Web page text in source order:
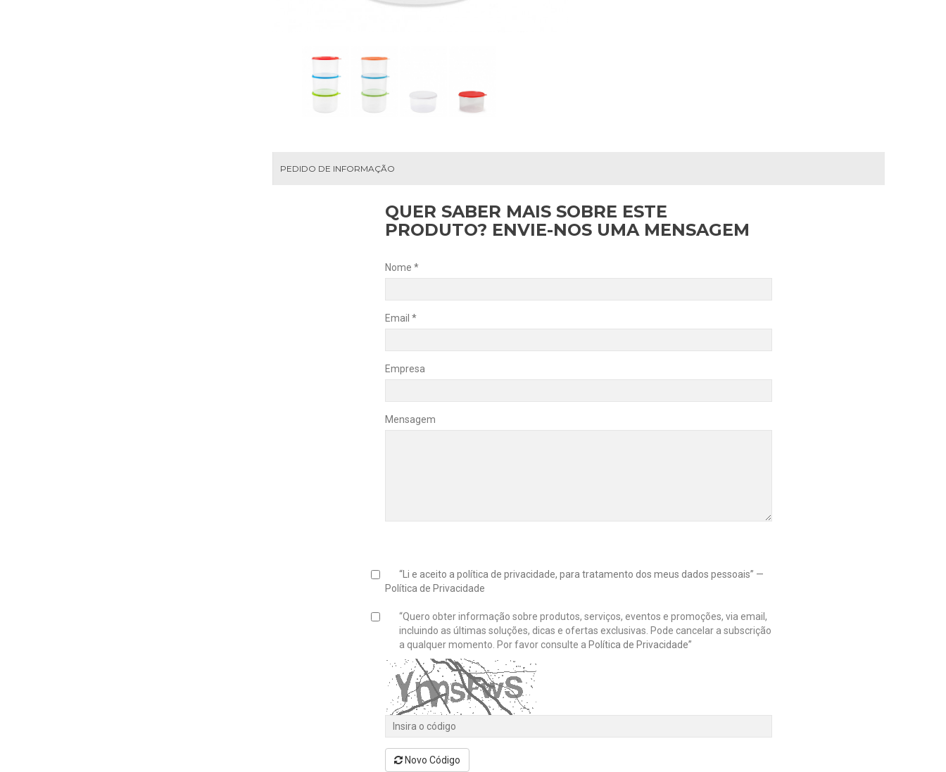
PEDIDO DE INFORMAÇÃO
QUER SABER MAIS SOBRE ESTE
PRODUTO? ENVIE-NOS UMA MENSAGEM
Nome *
Email *
Empresa
Mensagem
“Li e aceito a política de privacidade, para tratamento dos meus dados pessoais” —
Política de Privacidade
“Quero obter informação sobre produtos, serviços, eventos e promoções, via email,
incluindo as últimas soluções, dicas e ofertas exclusivas. Pode cancelar a subscrição
a qualquer momento. Por favor consulte a Política de Privacidade”
Novo Código